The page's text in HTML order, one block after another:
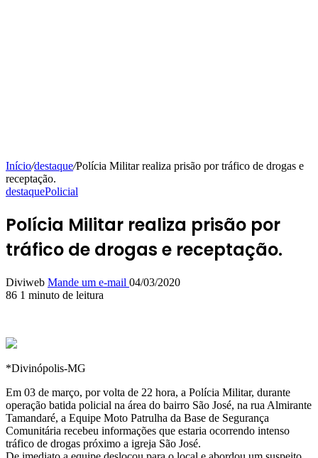
Início/destaque/Polícia Militar realiza prisão por tráfico de drogas e
receptação.
destaquePolicial
Polícia Militar realiza prisão por
tráfico de drogas e receptação.
Diviweb Mande um e-mail 04/03/2020
86 1 minuto de leitura
*Divinópolis-MG
Em 03 de março, por volta de 22 hora, a Polícia Militar, durante
operação batida policial na área do bairro São José, na rua Almirante
Tamandaré, a Equipe Moto Patrulha da Base de Segurança
Comunitária recebeu informações que estaria ocorrendo intenso
tráfico de drogas próximo a igreja São José.